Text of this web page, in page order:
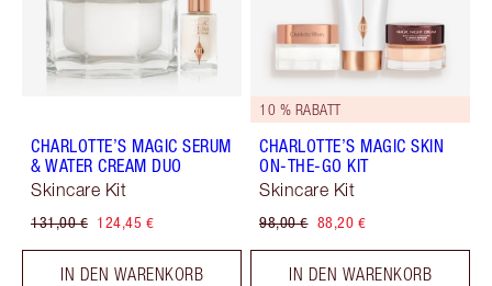
CHARLOTTE’S MAGIC SERUM
& WATER CREAM DUO
Skincare Kit
131,00 € 124,45 €
IN DEN WARENKORB
10 % RABATT
CHARLOTTE’S MAGIC SKIN
ON-THE-GO KIT
Skincare Kit
98,00 € 88,20 €
IN DEN WARENKORB